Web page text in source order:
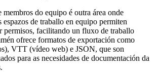
do equipo é outra área onde
de traballo en equipo permiten
permisos, facilitando un fluxo de traballo
ofrece formatos de exportación como
VTT (vídeo web) e JSON, que son
para as necesidades de documentación da